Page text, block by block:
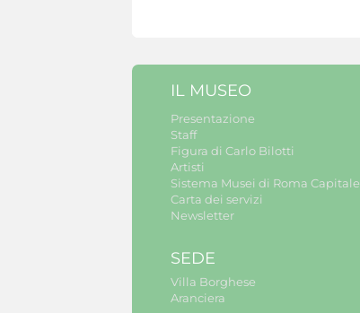
IL MUSEO
Presentazione
Staff
Figura di Carlo Bilotti
Artisti
Sistema Musei di Roma Capitale
Carta dei servizi
Newsletter
SEDE
Villa Borghese
Aranciera